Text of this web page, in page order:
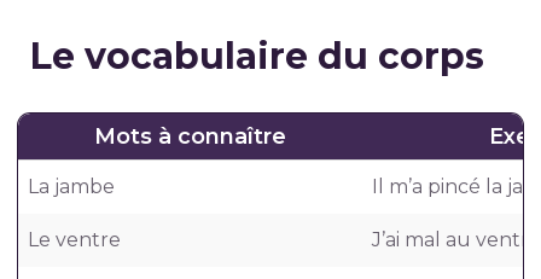
Le vocabulaire du corps
Mots à connaître
La jambe Il m’a pincé la
Le ventre J’ai mal au